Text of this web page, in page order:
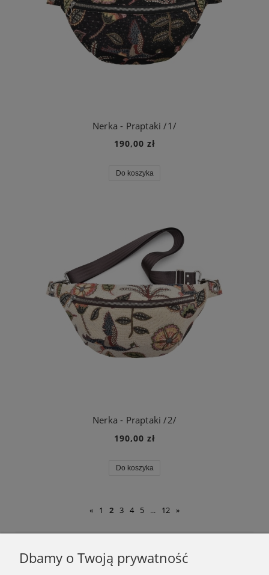
Nerka - Praptaki /1/
190,00 zł
Do koszyka
Nerka - Praptaki /2/
190,00 zł
Do koszyka
« 1 2 3 4 5 ... 12 »
Podaj swój adres e-mail, jeżeli chcesz otrzymywać
Dbamy o Twoją prywatność